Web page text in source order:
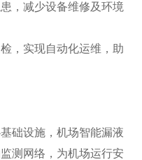
，减少设备维修及环境
，实现自动化运维，助
础设施，机场智能漏液
测网络，为机场运行安